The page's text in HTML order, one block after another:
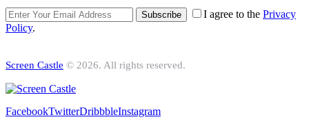
Subscribe I agree to the Privacy
Policy.
Screen Castle © 2026. All rights reserved.
FacebookTwitterDribbbleInstagram